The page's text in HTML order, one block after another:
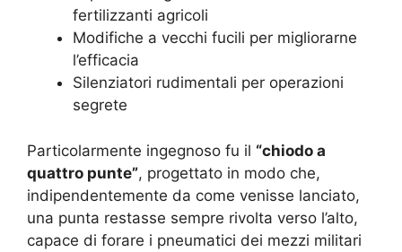
fertilizzanti agricoli
Modifiche a vecchi fucili per migliorarne
l’efficacia
Silenziatori rudimentali per operazioni
segrete
Particolarmente ingegnoso fu il “chiodo a
quattro punte”, progettato in modo che,
indipendentemente da come venisse lanciato,
una punta restasse sempre rivolta verso l’alto,
capace di forare i pneumatici dei mezzi militari